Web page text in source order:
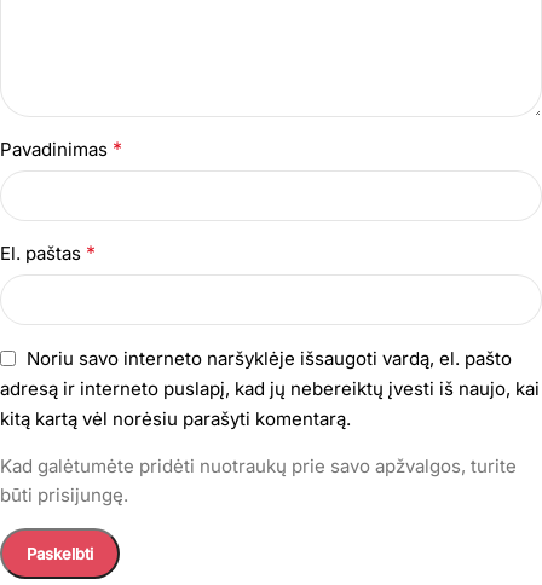
Pavadinimas *
El. paštas *
Noriu savo interneto naršyklėje išsaugoti vardą, el. pašto
adresą ir interneto puslapį, kad jų nebereiktų įvesti iš naujo, kai
kitą kartą vėl norėsiu parašyti komentarą.
Kad galėtumėte pridėti nuotraukų prie savo apžvalgos, turite
būti prisijungę.